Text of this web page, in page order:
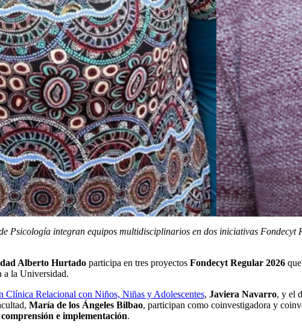
Psicología integran equipos multidisciplinarios en dos iniciativas
Alberto Hurtado participa en tres proyectos Fondecyt Regular 2026
a la Universidad.
Clínica Relacional con Niños, Niñas y Adolescentes, Javiera Navarro, y el
María de los Ángeles Bilbao, participan como coinvestigadora y
e implementación.